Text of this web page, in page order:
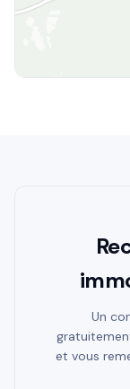
Un
et vous